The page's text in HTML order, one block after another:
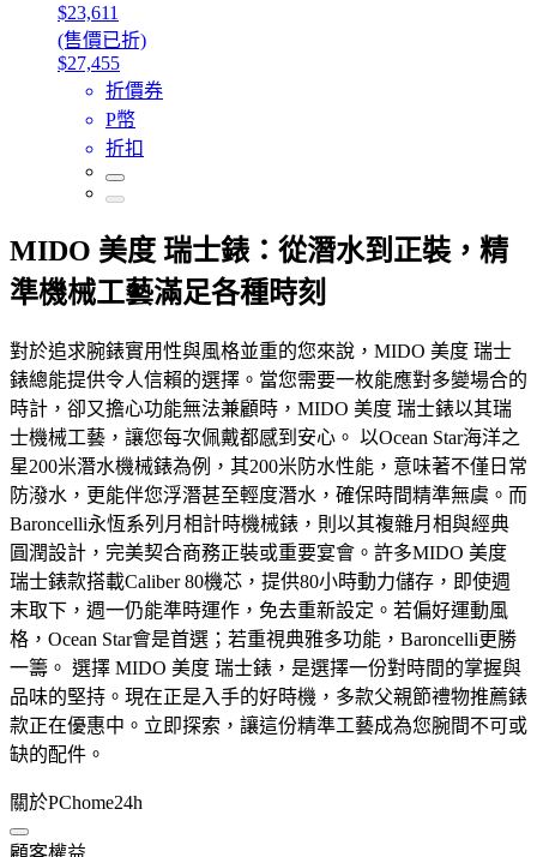
$23,611
(售價已折)
$27,455
折價券
P幣
折扣
MIDO 美度 瑞士錶：從潛水到正裝，精
準機械工藝滿足各種時刻
對於追求腕錶實用性與風格並重的您來說，MIDO 美度 瑞士
錶總能提供令人信賴的選擇。當您需要一枚能應對多變場合的
時計，卻又擔心功能無法兼顧時，MIDO 美度 瑞士錶以其瑞
士機械工藝，讓您每次佩戴都感到安心。 以Ocean Star海洋之
星200米潛水機械錶為例，其200米防水性能，意味著不僅日常
防潑水，更能伴您浮潛甚至輕度潛水，確保時間精準無虞。而
Baroncelli永恆系列月相計時機械錶，則以其複雜月相與經典
圓潤設計，完美契合商務正裝或重要宴會。許多MIDO 美度
瑞士錶款搭載Caliber 80機芯，提供80小時動力儲存，即使週
末取下，週一仍能準時運作，免去重新設定。若偏好運動風
格，Ocean Star會是首選；若重視典雅多功能，Baroncelli更勝
一籌。 選擇 MIDO 美度 瑞士錶，是選擇一份對時間的掌握與
品味的堅持。現在正是入手的好時機，多款父親節禮物推薦錶
款正在優惠中。立即探索，讓這份精準工藝成為您腕間不可或
缺的配件。
關於PChome24h